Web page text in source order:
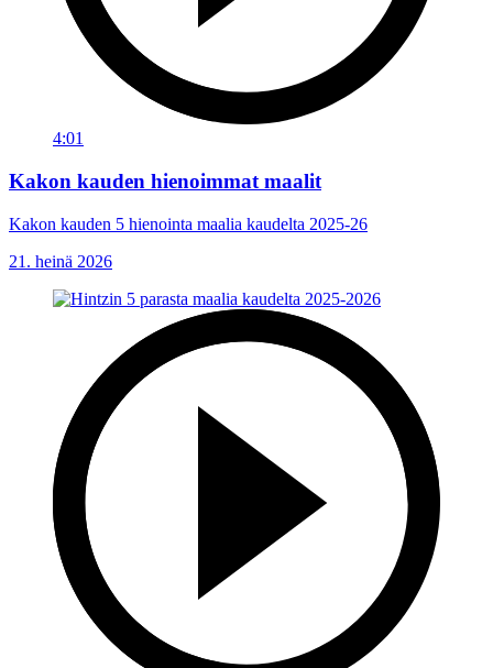
4:01
Kakon kauden hienoimmat maalit
Kakon kauden 5 hienointa maalia kaudelta 2025-26
21. heinä 2026